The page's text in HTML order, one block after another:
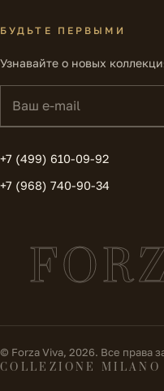
БУДЬТЕ ПЕРВЫМИ
Узнавайте о новых
+7 (499) 610-09-92
+7 (968) 740-90-34
© Forza Viva, 2026. Все права
COLLEZIONE